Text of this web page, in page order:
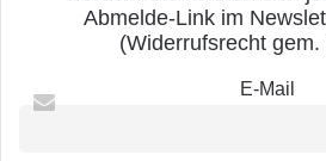
Abmelde-Link im
(Widerrufsrecht gem.
E-Mail